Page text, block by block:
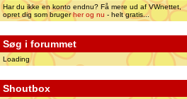
Har du ikke en konto endnu? Få mere ud af VWnettet,
opret dig som brugerher og nu - helt gratis...
Søg i forummet
Loading
Shoutbox